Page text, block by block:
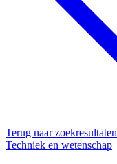
Terug naar zoekresultaten
Techniek en wetenschap